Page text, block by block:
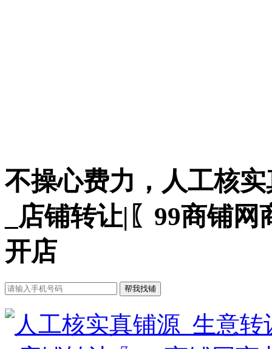
不操心费力，人工核
_店铺转让|〖99商铺
开店